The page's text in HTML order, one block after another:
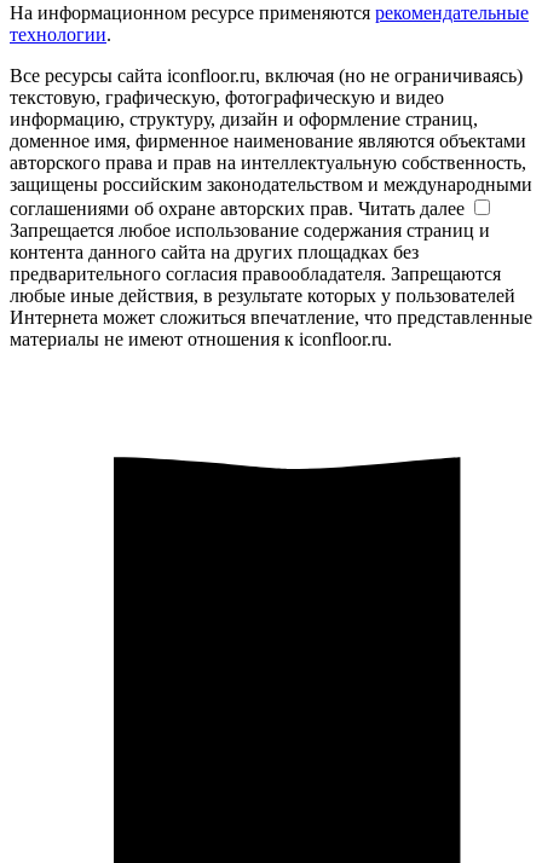
На информационном ресурсе применяются рекомендательные
технологии.
Все ресурсы сайта iconfloor.ru, включая (но не ограничиваясь)
текстовую, графическую, фотографическую и видео
информацию, структуру, дизайн и оформление страниц,
доменное имя, фирменное наименование являются объектами
авторского права и прав на интеллектуальную собственность,
защищены российским законодательством и международными
соглашениями об охране авторских прав. Читать далее
Запрещается любое использование содержания страниц и
контента данного сайта на других площадках без
предварительного согласия правообладателя. Запрещаются
любые иные действия, в результате которых у пользователей
Интернета может сложиться впечатление, что представленные
материалы не имеют отношения к iconfloor.ru.